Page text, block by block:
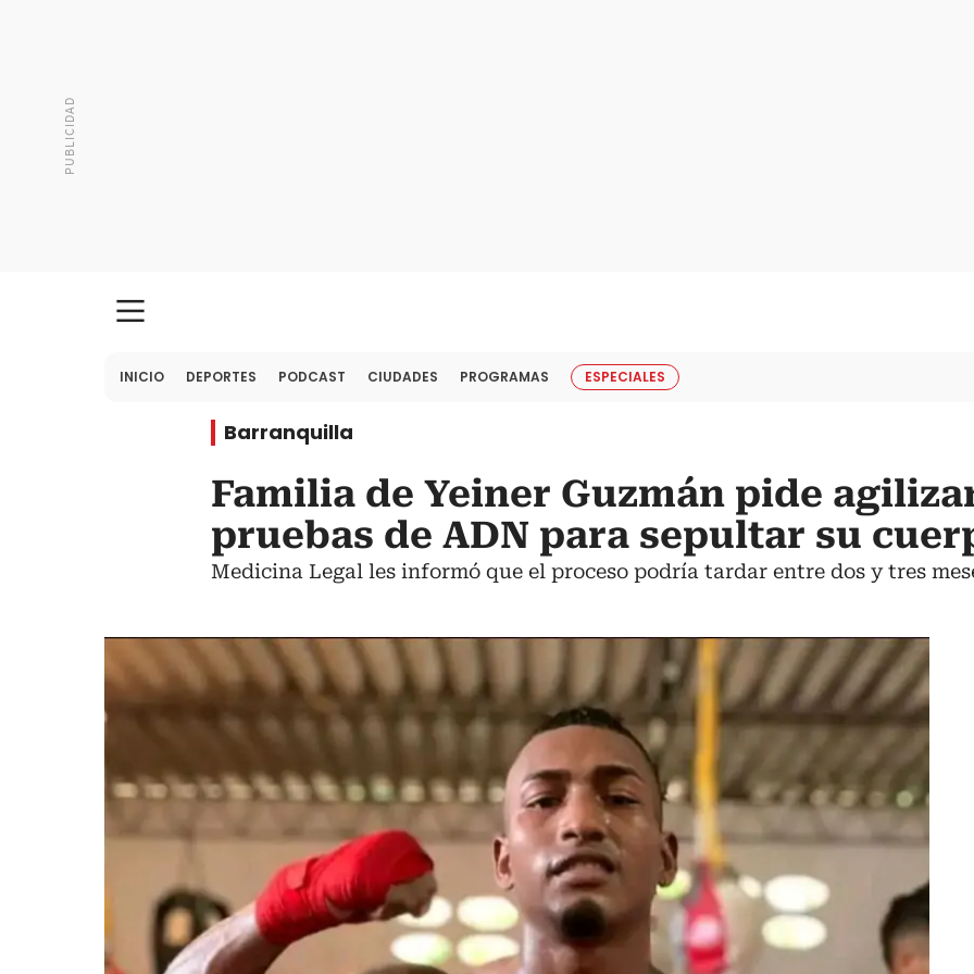
INICIO DEPORTES PODCAST CIUDADES PROGRAMAS ESPECIALES
Barranquilla
Familia de Yeiner Guzmán pide
pruebas de ADN para sepultar su
Medicina Legal les informó que el proceso podría tardar entre dos y tres